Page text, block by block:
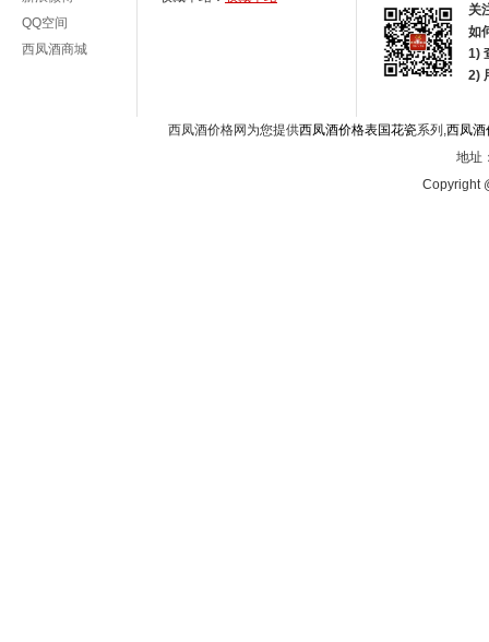
QQ空间
西凤酒商城
关
如
1)
2)
西凤酒价格网为您提供西凤酒价格表国花瓷系列,西凤酒
地址
Copyright